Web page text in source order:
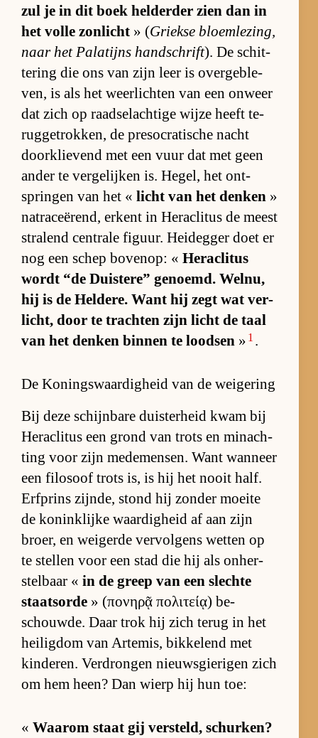
zul je in dit boek hel­der­der zien dan in
het volle zon­licht » (Griekse bloem­le­zing,
naar het Pa­la­tijns hand­schrift). De schit­
te­ring die ons van zijn leer is over­ge­ble­
ven, is als het weer­lich­ten van een on­weer
dat zich op raad­sel­ach­tige wijze heeft te­
rug­ge­trok­ken, de pre­so­cra­ti­sche nacht
door­klie­vend met een vuur dat met geen
an­der te ver­ge­lij­ken is. He­gel, het ont­
sprin­gen van het « licht van het den­ken »
na­t­ra­ce­ë­rend, er­kent in He­ra­cli­tus de meest
stra­lend cen­trale fi­guur. Heid­eg­ger doet er
nog een schep bo­ven­op: « He­ra­cli­tus
wordt “de Duis­te­re” ge­noemd. Wel­nu,
hij is de Hel­de­re. Want hij zegt wat ver­
licht, door te trach­ten zijn licht de taal
van het den­ken bin­nen te lood­sen » 1 .
De Koningswaardigheid van de weigering
Bij deze schijn­bare duis­ter­heid kwam bij
He­ra­cli­tus een grond van trots en min­ach­
ting voor zijn me­de­men­sen. Want wan­neer
een fi­lo­soof trots is, is hij het nooit half.
Erf­prins zijn­de, stond hij zon­der moeite
de ko­nink­lijke waar­dig­heid af aan zijn
broer, en wei­gerde ver­vol­gens wet­ten op
te stel­len voor een stad die hij als on­her­
stel­baar « in de greep van een slechte
staats­orde » (πονηρᾷ πολιτείᾳ) be­
schouw­de. Daar trok hij zich te­rug in het
hei­lig­dom van Ar­te­mis, bik­ke­lend met
kin­de­ren. Ver­dron­gen nieuws­gie­ri­gen zich
om hem heen? Dan wierp hij hun toe:
« Waarom staat gij ver­steld, schur­ken?